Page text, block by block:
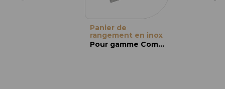
Panier de
rangement en inox
Pour gamme Compositess